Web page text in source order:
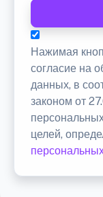
Нажимая
согласие на
данных, в
законом от
целей,